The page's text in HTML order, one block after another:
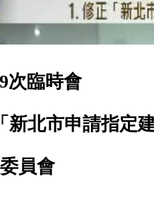
次臨時會
市申請指定建
員會